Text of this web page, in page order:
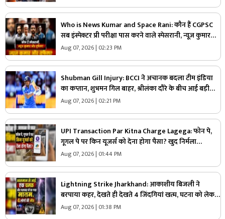
Who is News Kumar and Space Rani: कौन हैं CGPSC
सब इंस्पेक्टर प्री परीक्षा पास करने वाले स्पेसरानी, न्यूज़ कुमार
और तुफैल? कांग्रेस ने जिसे बताया था फर्जी कैंडिडेट, ​अब सच्चाई
Aug 07, 2026 | 02:23 PM
Shubman Gill Injury: BCCI ने अचानक बदला टीम इंडिया
का कप्तान, शुभमन गिल बाहर, श्रीलंका दौरे के बीच आई बड़ी
खबर
Aug 07, 2026 | 02:21 PM
UPI Transaction Par Kitna Charge Lagega: फोन पे,
गूगल पे पर किन यूजर्स को देना होगा पैसा? खुद निर्मला
सीतारमण ने दी जानकारी, जानिए 2000 रुपए के ट्रांजेक्शन पर
Aug 07, 2026 | 01:44 PM
Lightning Strike Jharkhand: आकाशीय बिजली ने
बरपाया कहर, देखते ही देखते 4 जिंदगियां खत्म, घटना को लेकर
इलाके में फैली सनसनी
Aug 07, 2026 | 01:38 PM